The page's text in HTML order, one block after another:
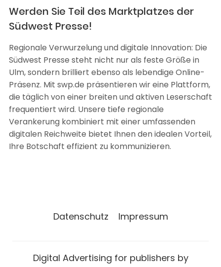
Werden Sie Teil des Marktplatzes der
Südwest Presse!
Regionale Verwurzelung und digitale Innovation: Die
Südwest Presse steht nicht nur als feste Größe in
Ulm, sondern brilliert ebenso als lebendige Online-
Präsenz. Mit swp.de präsentieren wir eine Plattform,
die täglich von einer breiten und aktiven Leserschaft
frequentiert wird. Unsere tiefe regionale
Verankerung kombiniert mit einer umfassenden
digitalen Reichweite bietet Ihnen den idealen Vorteil,
Ihre Botschaft effizient zu kommunizieren.
Datenschutz Impressum
Digital Advertising for publishers by